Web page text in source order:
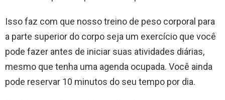
Isso faz com que nosso treino de peso corporal para
a parte superior do corpo seja um exercício que você
pode fazer antes de iniciar suas atividades diárias,
mesmo que tenha uma agenda ocupada. Você ainda
pode reservar 10 minutos do seu tempo por dia.